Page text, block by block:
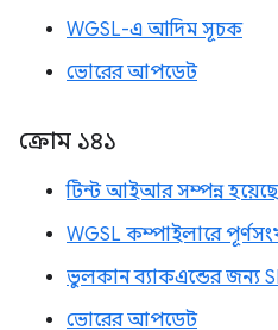
WGSL-এ আদিম সূচক
ভোরের আপডেট
ক্রোম ১৪১
টিন্ট আইআর সম্পন্ন হয়েছে
WGSL কম্পাইলারে
ভুলকান ব্যাকএন্ডের জন্য
ভোরের আপডেট